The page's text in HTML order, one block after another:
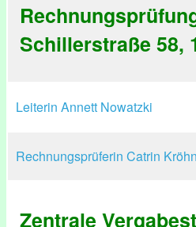
Schillerstraße 58,
Leiterin Annett Nowatzki
Rechnungsprüferin Catrin
Zentrale